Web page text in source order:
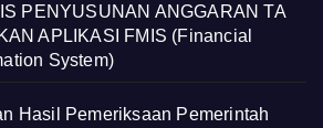
PENYUSUNAN ANGGARAN TA
APLIKASI FMIS (Financial
System)
Hasil Pemeriksaan Pemerintah